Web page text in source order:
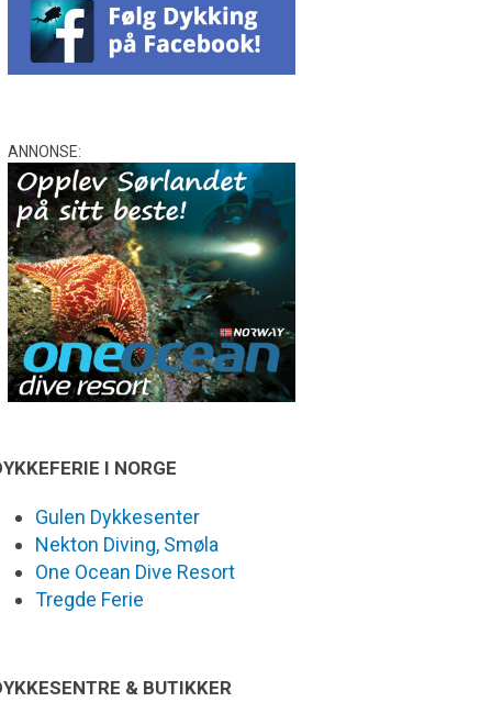
ANNONSE:
I NORGE
Gulen Dykkesenter
Nekton Diving, Smøla
One Ocean Dive Resort
Tregde Ferie
& BUTIKKER